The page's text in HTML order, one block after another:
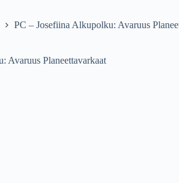
PC – Josefiina Alkupolku: Avaruus